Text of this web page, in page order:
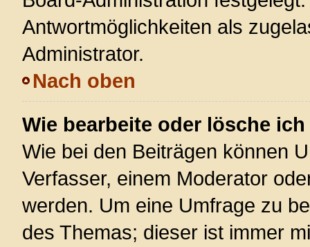
Antwortmöglichkeiten als
Administrator.
Nach oben
Wie bearbeite oder lösche
Wie bei den Beiträgen können
Verfasser, einem Moderator
werden. Um eine Umfrage zu
des Themas; dieser ist immer